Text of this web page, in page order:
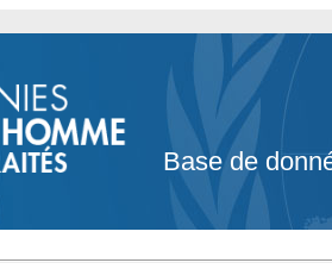
Base de